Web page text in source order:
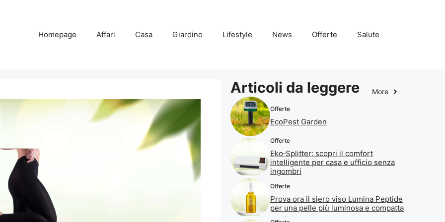
Homepage Affari Casa Giardino Lifestyle News Offerte Salute
Articoli da leggere More
Offerte
EcoPest Garden
Offerte
Eko‑Splitter: scopri il comfort
intelligente per casa e ufficio senza
ingombri
Offerte
Prova ora il siero viso Lumina Peptide
per una pelle più luminosa e compatta